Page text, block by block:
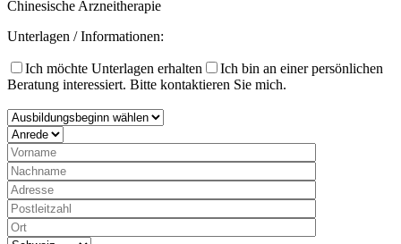
Chinesische Arzneitherapie
Unterlagen / Informationen:
Ich möchte Unterlagen erhalten
Ich bin an einer persönlichen
Beratung interessiert. Bitte kontaktieren Sie mich.